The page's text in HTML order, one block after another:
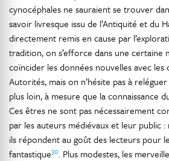
cynocéphales ne sauraient se trouver
savoir livresque issu de l’Antiquité et du
directement remis en cause par
tradition, on s’efforce dans une certaine
coïncider les données nouvelles avec
Autorités, mais on n’hésite pas à
plus loin, à mesure que la connaissance
Ces êtres ne sont pas nécessairement
par les auteurs médiévaux et leur public
ils répondent au goût des lecteurs pour
fantastique30. Plus modestes, les